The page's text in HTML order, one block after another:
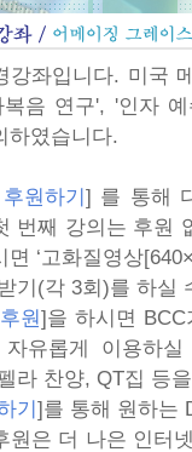
강좌입니다. 미국
복음 연구', '인자
하였습니다.
원하기] 를 통해
번째 강의는 후원
면 ‘고화질영상
기(각 3회)를 하실
원]을 하시면
유롭게 이용하
라 찬양, QT집 등
기]를 통해 원하는
원은 더 나은 인터